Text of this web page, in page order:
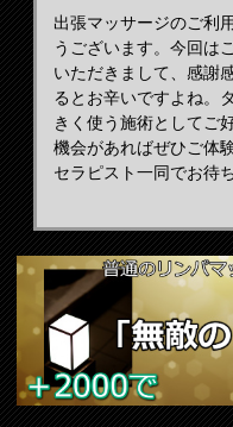
出張マッサージのご利
うございます。今回は
いただきまして、感謝
るとお辛いですよね。
きく使う施術としてご
機会があればぜひご体
セラピスト一同でお待